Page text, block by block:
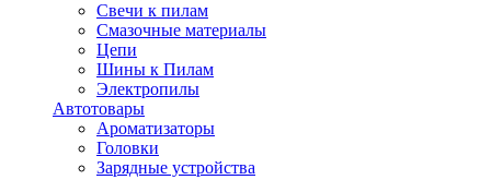
Свечи к пилам
Смазочные материалы
Цепи
Шины к Пилам
Электропилы
Автотовары
Ароматизаторы
Головки
Зарядные устройства